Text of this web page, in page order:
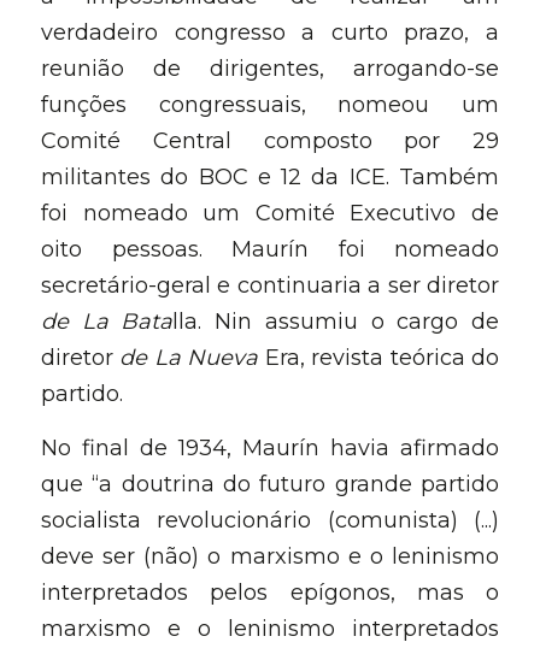
verdadeiro congresso a curto prazo, a
reunião de dirigentes, arrogando-se
funções congressuais, nomeou um
Comité Central composto por 29
militantes do BOC e 12 da ICE. Também
foi nomeado um Comité Executivo de
oito pessoas. Maurín foi nomeado
de La Bata lla. Nin assumiu o cargo de
diretor de La Nueva Era, revista teórica do
partido.
No final de 1934, Maurín havia afirmado
que “a doutrina do futuro grande partido
socialista revolucionário (comunista) (...)
deve ser (não) o marxismo e o leninismo
interpretados pelos epígonos, mas o
marxismo e o leninismo interpretados